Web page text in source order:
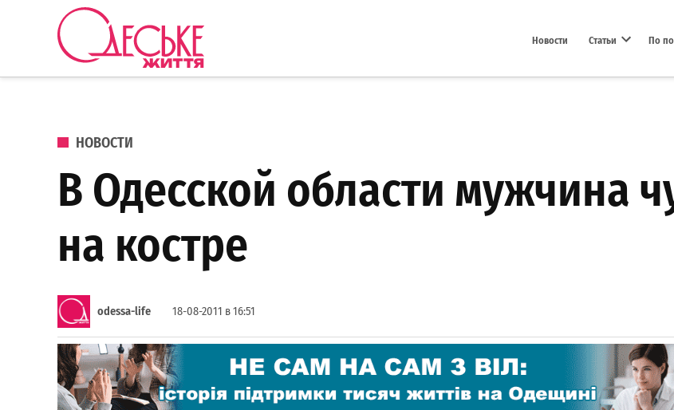
Перейти к содержанию
Новости Статьи По
ОПУБЛИКОВАНО В
НОВОСТИ
В Одесской области мужчина
на костре
odessa-life 18-08-2011 в 16:51